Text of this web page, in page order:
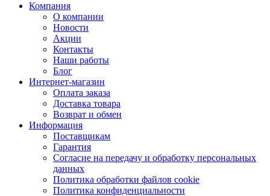
Компания
О компании
Новости
Акции
Контакты
Наши работы
Блог
Интернет-магазин
Оплата заказа
Доставка товара
Возврат и обмен
Информация
Поставщикам
Гарантия
Согласие на передачу и обработку персональных
данных
Политика обработки файлов cookie
Политика конфиденциальности